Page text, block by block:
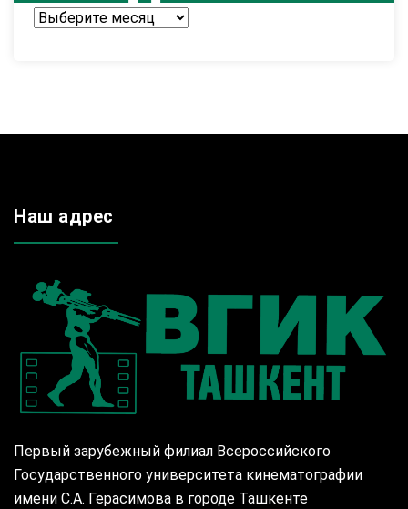
Архив
Наш адрес
Первый зарубежный филиал Всероссийского
Государственного университета кинематографии
имени С.А. Герасимова в городе Ташкенте